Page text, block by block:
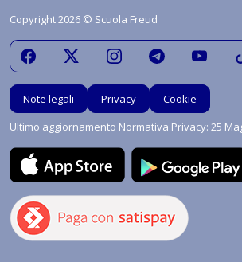
Copyright 2026 © Scuola Freud
Note legali Privacy
Cookie
Ultimo aggiornamento Normativa Privacy: 25